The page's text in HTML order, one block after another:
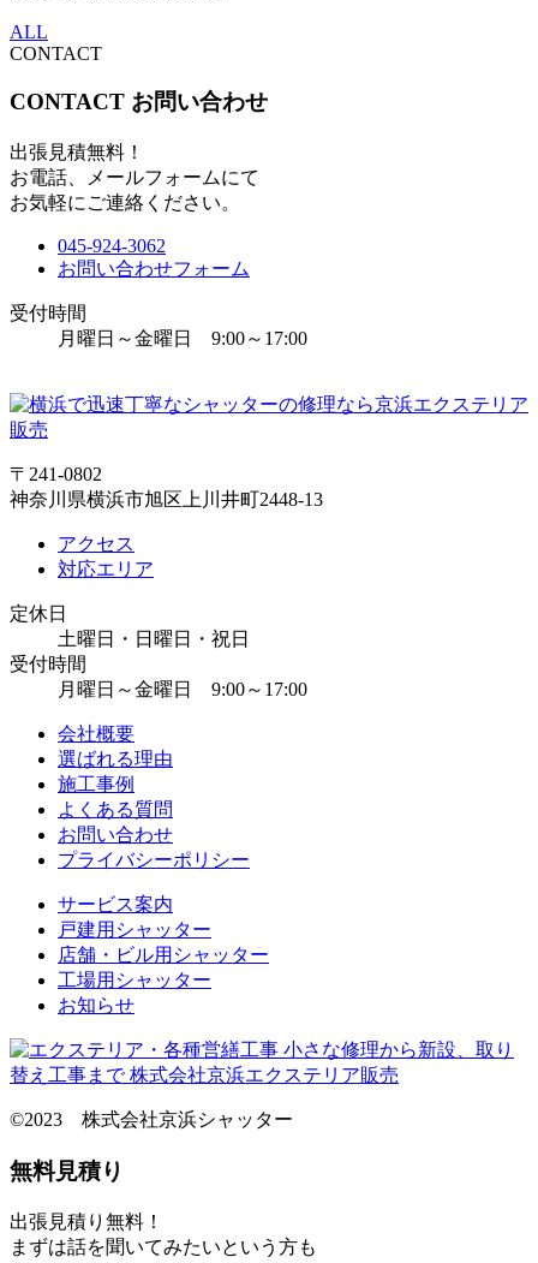
ALL
CONTACT
CONTACT お問い合わせ
出張見積無料！
お電話、メールフォームにて
お気軽にご連絡ください。
045-924-3062
お問い合わせフォーム
受付時間
月曜日～金曜日 9:00～17:00
〒241-0802
神奈川県横浜市旭区上川井町2448-13
アクセス
対応エリア
定休日
土曜日・日曜日・祝日
受付時間
月曜日～金曜日 9:00～17:00
会社概要
選ばれる理由
施工事例
よくある質問
お問い合わせ
プライバシーポリシー
サービス案内
戸建用シャッター
店舗・ビル用シャッター
工場用シャッター
お知らせ
©2023 株式会社京浜シャッター
無料見積り
出張見積り無料！
まずは話を聞いてみたいという方も